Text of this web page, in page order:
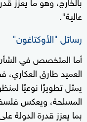
عالية".
رسائل "الأوكتاغون"
أما المتخصص في الشأن
العميد طارق العكاري،
يمثل تطويرًا نوعيًا
المسلحة، ويعكس
بما يعزز قدرة الدولة